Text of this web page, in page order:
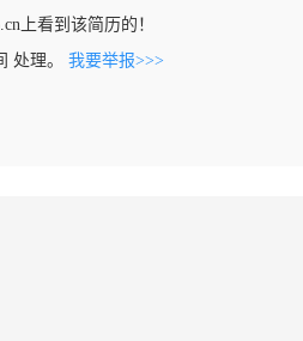
上看到该简历的！
处理。 我要举报>>>